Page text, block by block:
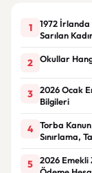
1
1972 İrlanda
Sarılan
2 Okullar
3
2026 Ocak
Bilgileri
4
Torba
Sınırlama,
5
2026 Emekli